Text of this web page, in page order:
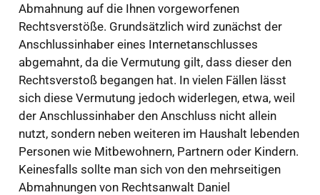
Abmahnung auf die Ihnen vorgeworfenen
Rechtsverstöße. Grundsätzlich wird zunächst der
Anschlussinhaber eines Internetanschlusses
abgemahnt, da die Vermutung gilt, dass dieser den
Rechtsverstoß begangen hat. In vielen Fällen lässt
sich diese Vermutung jedoch widerlegen, etwa, weil
der Anschlussinhaber den Anschluss nicht allein
nutzt, sondern neben weiteren im Haushalt lebenden
Personen wie Mitbewohnern, Partnern oder Kindern.
Keinesfalls sollte man sich von den mehrseitigen
Abmahnungen von Rechtsanwalt Daniel